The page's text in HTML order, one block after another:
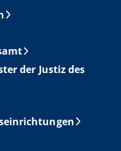
der Justiz des